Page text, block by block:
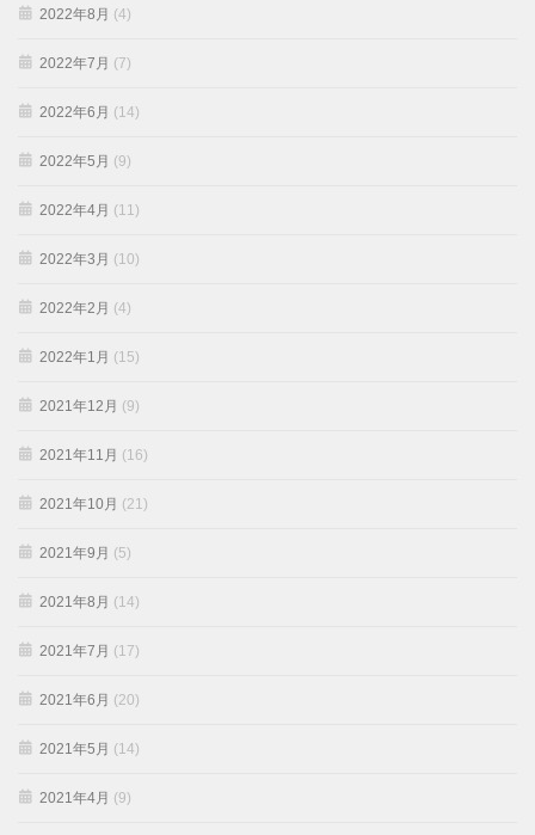
2022年8月 (4)
2022年7月 (7)
2022年6月 (14)
2022年5月 (9)
2022年4月 (11)
2022年3月 (10)
2022年2月 (4)
2022年1月 (15)
2021年12月 (9)
2021年11月 (16)
2021年10月 (21)
2021年9月 (5)
2021年8月 (14)
2021年7月 (17)
2021年6月 (20)
2021年5月 (14)
2021年4月 (9)